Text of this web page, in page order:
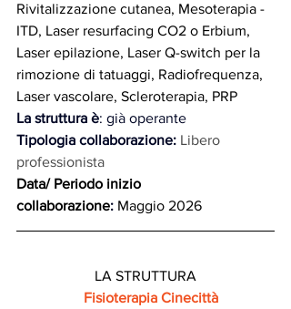
Rivitalizzazione cutanea, Mesoterapia -
ITD, Laser resurfacing CO2 o Erbium,
Laser epilazione, Laser Q-switch per la
rimozione di tatuaggi, Radiofrequenza,
Laser vascolare, Scleroterapia, PRP
La struttura è: già operante
Tipologia collaborazione: Libero
professionista
Data/ Periodo inizio
collaborazione: Maggio 2026
LA STRUTTURA
Fisioterapia Cinecittà